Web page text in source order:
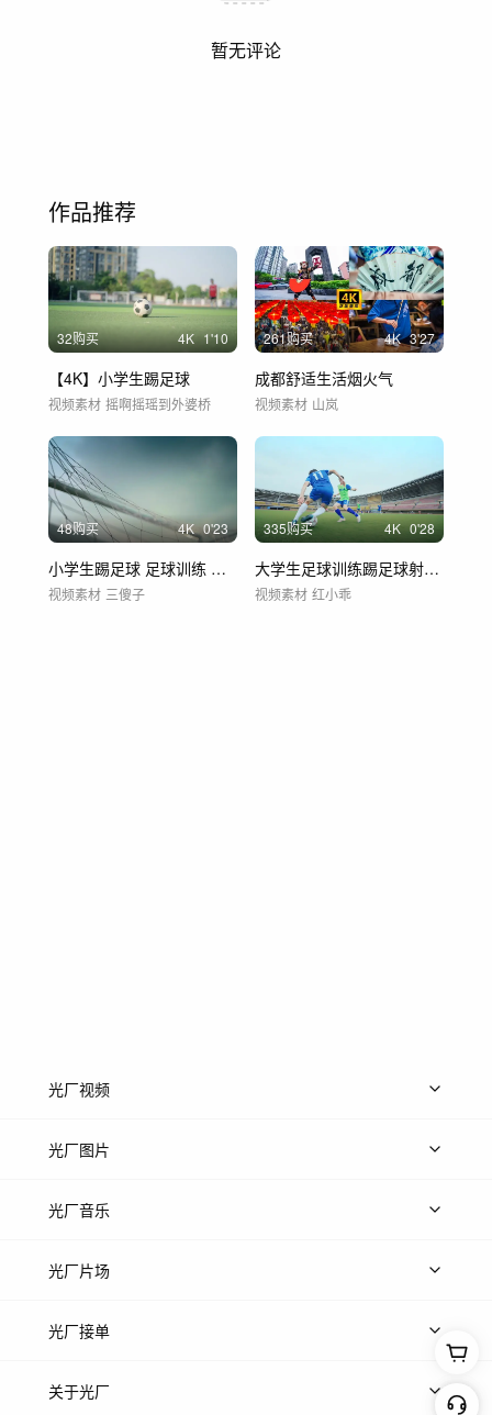
暂无评论
作品推荐
32购买 4K 1'10
【4K】小学生踢足球
视频素材 摇啊摇瑶到外婆桥
261购买 4K 3'27
成都舒适生活烟火气
视频素材 山岚
48购买 4K 0'23
小学生踢足球 足球训练 足球比赛
视频素材 三傻子
335购买 4K 0'28
大学生足球训练踢足球射门体育运动
视频素材 红小乖
光厂视频
上传视频
光厂图片
上传图片
光厂音乐
热门音乐
光厂片场
上传案例
光厂接单
上架服务
关于光厂